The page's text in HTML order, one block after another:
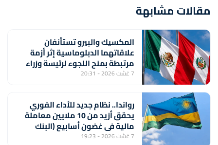
مقالات مشابهة
المكسيك والبيرو تستأنفان
علاقاتهما الدبلوماسية إثر أزمة
مرتبطة بمنح اللجوء لرئيسة وزراء
بيروفية سابقة
7 غشت 2026 - 20:31
رواندا.. نظام جديد للأداء الفوري
يحقق أزيد من 10 ملايين معاملة
مالية في غضون أسابيع (البنك
المركزي)
7 غشت 2026 - 19:23